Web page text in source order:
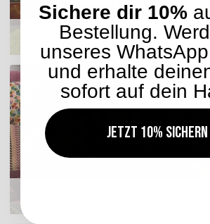
Sitzmöbel
Sichere dir 10%
Bestellung.
unseres
und erhalte
sofort auf dein
Jetzt 10% sichern